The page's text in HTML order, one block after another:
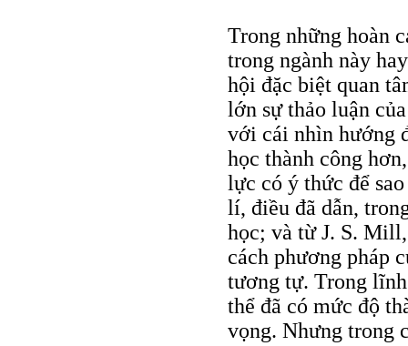
Trong những hoàn
trong ngành này
hội đặc biệt quan
lớn sự thảo luận
với cái nhìn hướng
học thành công
lực có ý thức để
lí, điều đã dẫn,
học; và từ J. S.
cách phương pháp
tương tự. Trong
thể đã có mức độ
vọng. Nhưng trong